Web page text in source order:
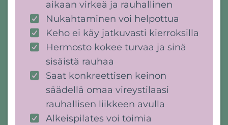
aikaan virkeä ja rauhallinen
Nukahtaminen voi helpottua
Keho ei käy jatkuvasti kierroksilla
Hermosto kokee turvaa ja sinä
sisäistä rauhaa
Saat konkreettisen keinon
säädellä omaa vireystilaasi
rauhallisen liikkeen avulla
Alkeispilates voi toimia